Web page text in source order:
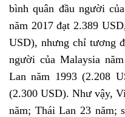
bình quân đầu người
năm 2017 đạt 2.389
USD), nhưng chỉ tương
người của Malaysia
Lan năm 1993 (2.208
(2.300 USD). Như vậy,
năm; Thái Lan 23 năm;